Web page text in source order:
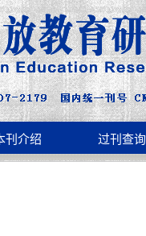
刊介绍 过刊查询